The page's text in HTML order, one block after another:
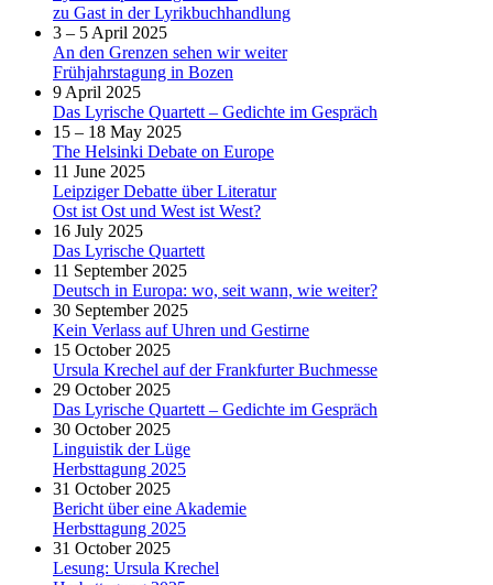
zu Gast in der Lyrikbuchhandlung
3 – 5 April 2025
An den Grenzen sehen wir weiter
Frühjahrstagung in Bozen
9 April 2025
Das Lyrische Quartett – Gedichte im Gespräch
15 – 18 May 2025
The Helsinki Debate on Europe
11 June 2025
Leipziger Debatte über Literatur
Ost ist Ost und West ist West?
16 July 2025
Das Lyrische Quartett
11 September 2025
Deutsch in Europa: wo, seit wann, wie weiter?
30 September 2025
Kein Verlass auf Uhren und Gestirne
15 October 2025
Ursula Krechel auf der Frankfurter Buchmesse
29 October 2025
Das Lyrische Quartett – Gedichte im Gespräch
30 October 2025
Linguistik der Lüge
Herbsttagung 2025
31 October 2025
Bericht über eine Akademie
Herbsttagung 2025
31 October 2025
Lesung: Ursula Krechel